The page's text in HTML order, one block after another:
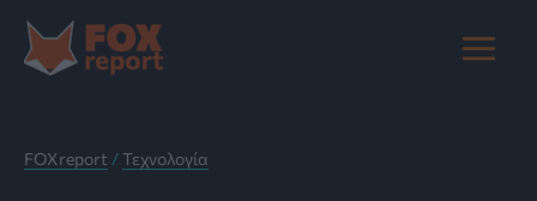
στο
περιεχόμενο
Main
FOXreport /Τεχνολογία